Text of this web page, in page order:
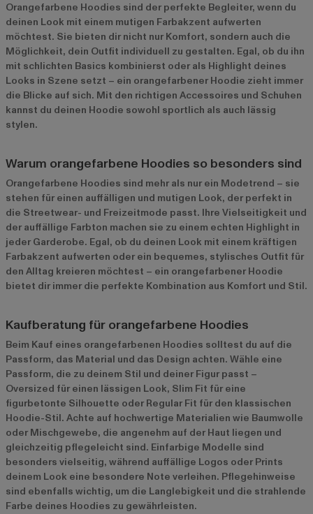
Orangefarbene Hoodies sind der perfekte Begleiter, wenn du
deinen Look mit einem mutigen Farbakzent aufwerten
möchtest. Sie bieten dir nicht nur Komfort, sondern auch die
Möglichkeit, dein Outfit individuell zu gestalten. Egal, ob du ihn
mit schlichten Basics kombinierst oder als Highlight deines
Looks in Szene setzt – ein orangefarbener Hoodie zieht immer
die Blicke auf sich. Mit den richtigen Accessoires und Schuhen
kannst du deinen Hoodie sowohl sportlich als auch lässig
stylen.
Warum orangefarbene Hoodies so besonders sind
Orangefarbene Hoodies sind mehr als nur ein Modetrend – sie
stehen für einen auffälligen und mutigen Look, der perfekt in
die Streetwear- und Freizeitmode passt. Ihre Vielseitigkeit und
der auffällige Farbton machen sie zu einem echten Highlight in
jeder Garderobe. Egal, ob du deinen Look mit einem kräftigen
Farbakzent aufwerten oder ein bequemes, stylisches Outfit für
den Alltag kreieren möchtest – ein orangefarbener Hoodie
bietet dir immer die perfekte Kombination aus Komfort und Stil.
Kaufberatung für orangefarbene Hoodies
Beim Kauf eines orangefarbenen Hoodies solltest du auf die
Passform, das Material und das Design achten. Wähle eine
Passform, die zu deinem Stil und deiner Figur passt –
Oversized für einen lässigen Look, Slim Fit für eine
figurbetonte Silhouette oder Regular Fit für den klassischen
Hoodie-Stil. Achte auf hochwertige Materialien wie Baumwolle
oder Mischgewebe, die angenehm auf der Haut liegen und
gleichzeitig pflegeleicht sind. Einfarbige Modelle sind
besonders vielseitig, während auffällige Logos oder Prints
deinem Look eine besondere Note verleihen. Pflegehinweise
sind ebenfalls wichtig, um die Langlebigkeit und die strahlende
Farbe deines Hoodies zu gewährleisten.